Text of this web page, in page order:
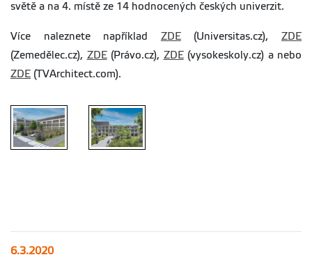
světě a na 4. místě ze 14 hodnocených českých univerzit.
Více naleznete například ZDE(Universitas.cz),ZDE
(Zemedělec.cz), ZDE(Právo.cz), ZDE(vysokeskoly.cz) a nebo
ZDE (TVArchitect.com).
6.3.2020